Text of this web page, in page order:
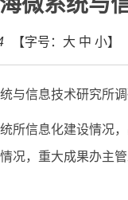
【字号： 大 中 小】
与信息技术研究所
所信息化建设情况
况，重大成果办主